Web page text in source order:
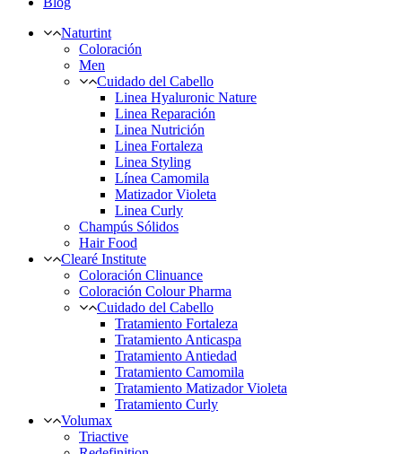
Naturtint
Coloración
Men
Cuidado del Cabello
Linea Hyaluronic Nature
Linea Reparación
Linea Nutrición
Linea Fortaleza
Linea Styling
Línea Camomila
Matizador Violeta
Linea Curly
Champús Sólidos
Hair Food
Clearé Institute
Coloración Clinuance
Coloración Colour Pharma
Cuidado del Cabello
Tratamiento Fortaleza
Tratamiento Anticaspa
Tratamiento Antiedad
Tratamiento Camomila
Tratamiento Matizador Violeta
Tratamiento Curly
Volumax
Triactive